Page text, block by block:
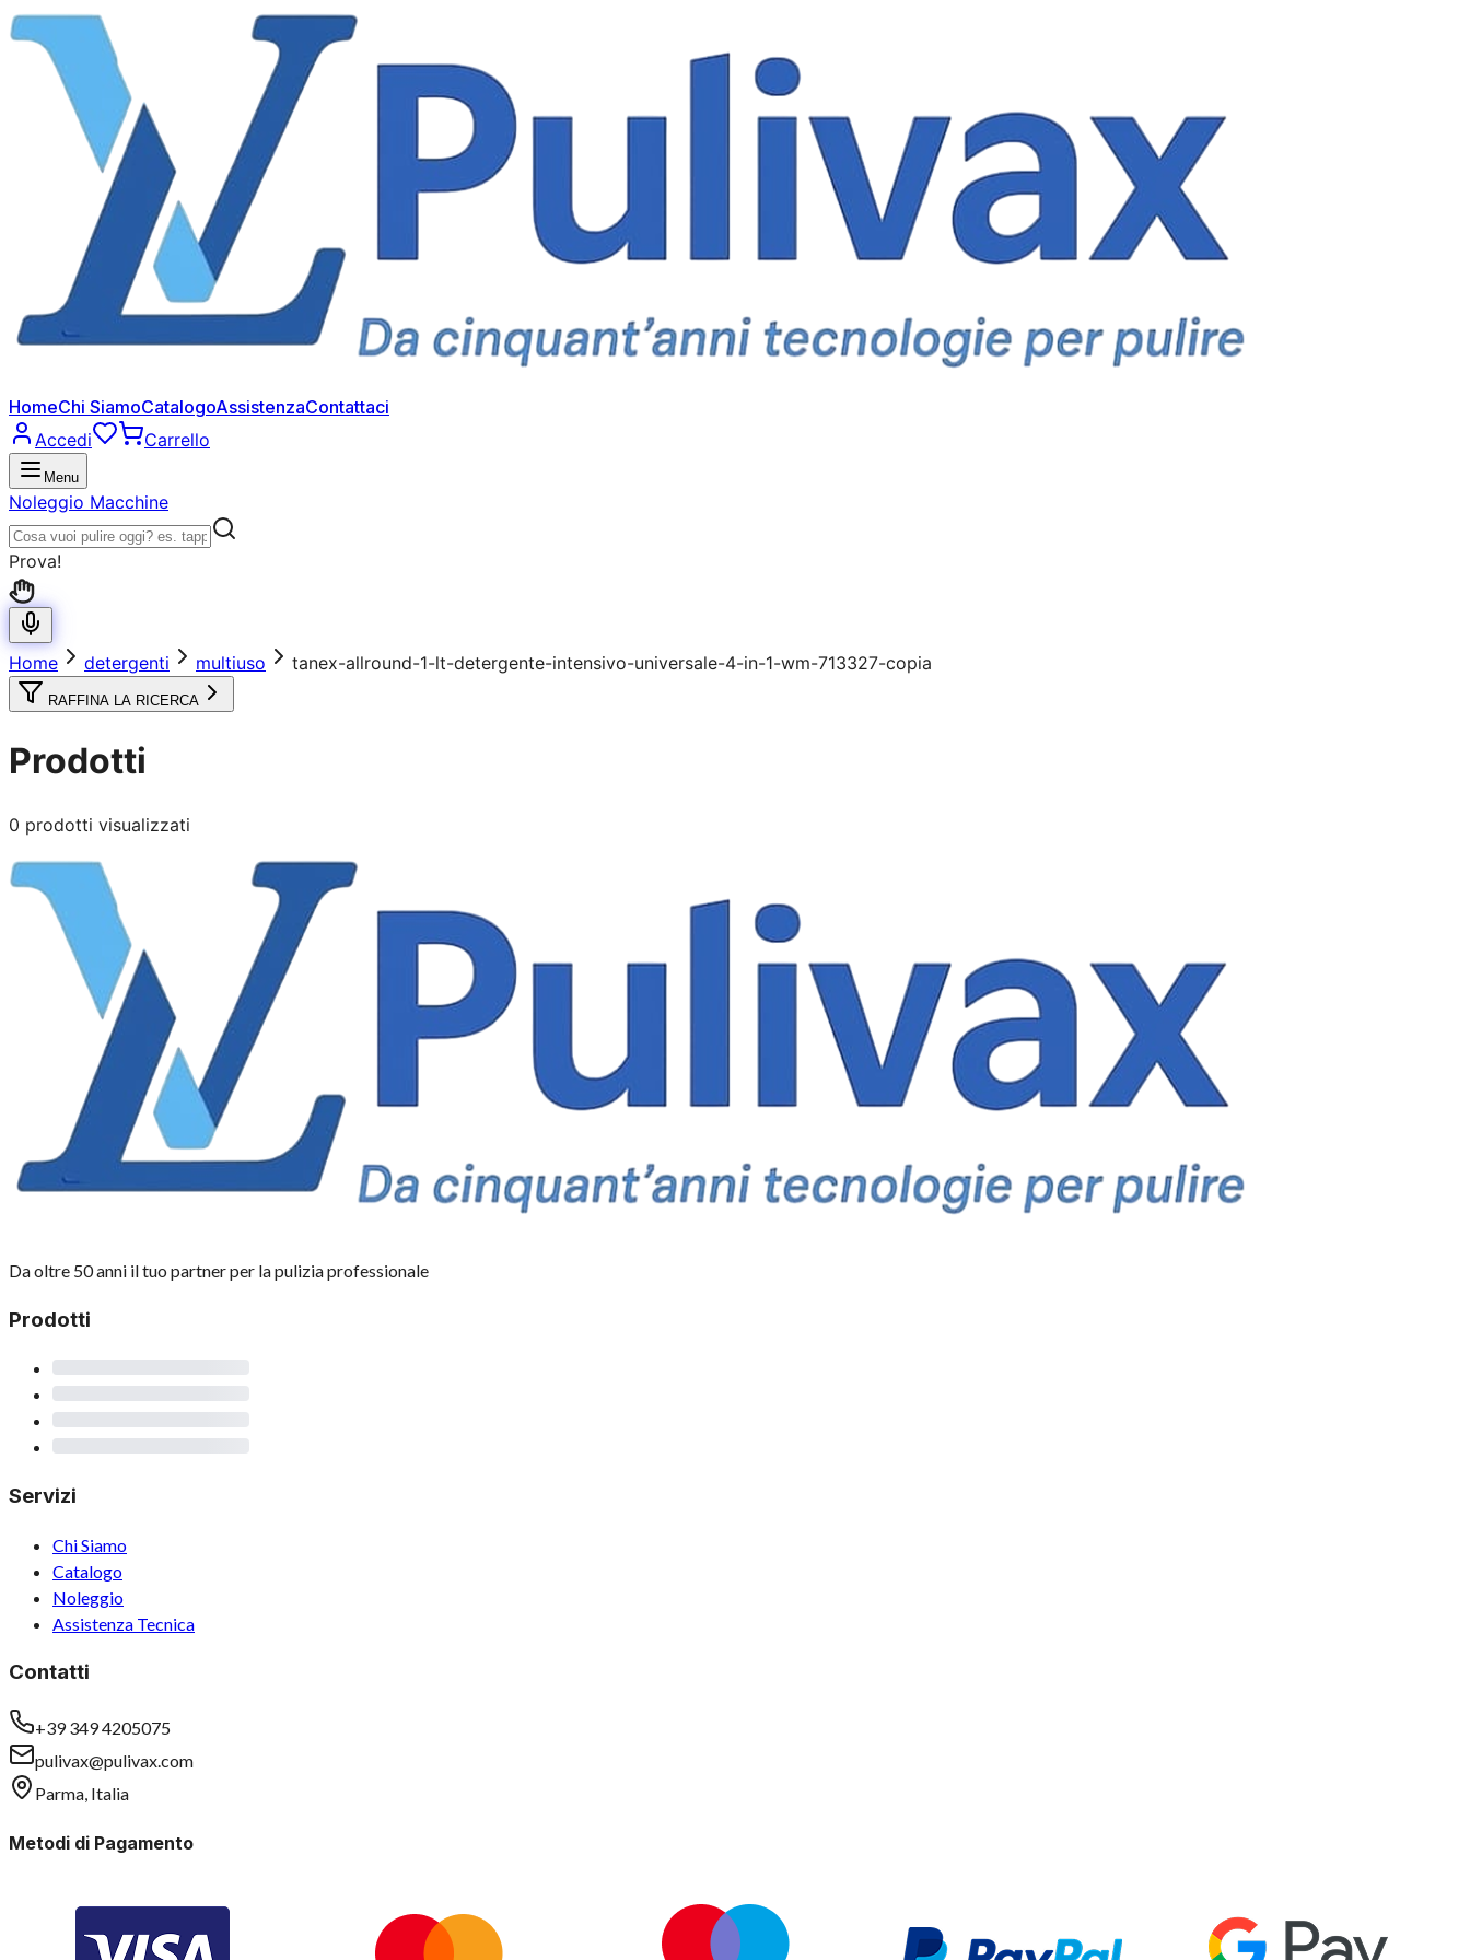
HomeChi SiamoCatalogoAssistenzaContattaci
Accedi
Carrello
Menu
Noleggio Macchine
Prova!
Home detergenti multiuso tanex-allround-1-lt-detergente-intensivo-universale-4-in-1-wm-713327-copia
RAFFINA LA RICERCA
Prodotti
0 prodotti visualizzati
Da oltre 50 anni il tuo partner per la pulizia professionale
Prodotti
Servizi
Chi Siamo
Catalogo
Noleggio
Assistenza Tecnica
Contatti
+39 349 4205075
pulivax@pulivax.com
Parma, Italia
Metodi di Pagamento